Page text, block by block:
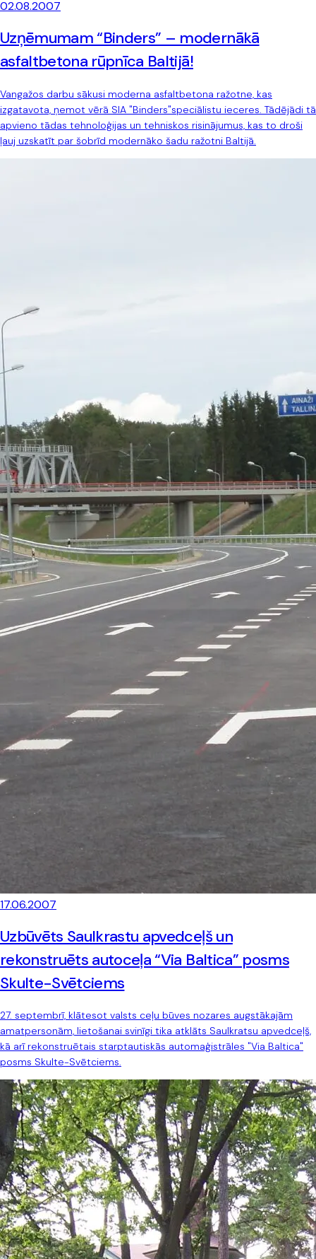
02.08.2007
Uzņēmumam “Binders” – modernākā
asfaltbetona rūpnīca Baltijā!
Vangažos darbu sākusi moderna asfaltbetona ražotne, kas
izgatavota, ņemot vērā SIA "Binders"speciālistu ieceres. Tādējādi tā
apvieno tādas tehnoloģijas un tehniskos risinājumus, kas to droši
ļauj uzskatīt par šobrīd modernāko šadu ražotni Baltijā.
17.06.2007
Uzbūvēts Saulkrastu apvedceļš un
rekonstruēts autoceļa “Via Baltica” posms
Skulte-Svētciems
27. septembrī, klātesot valsts ceļu būves nozares augstākajām
amatpersonām, lietošanai svinīgi tika atklāts Saulkratsu apvedceļš,
kā arī rekonstruētais starptautiskās automaģistrāles "Via Baltica"
posms Skulte-Svētciems.